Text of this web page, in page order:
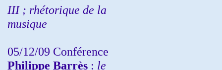
III ; rhétorique de la
musique
05/12/09 Conférence
Philippe Barrès : le